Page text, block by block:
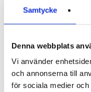
Samtycke
Denna webbplats
Vi använder
och annonserna till
för sociala medier